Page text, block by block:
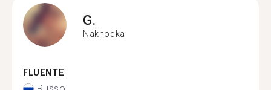
G.
Nakhodka
FLUENTE